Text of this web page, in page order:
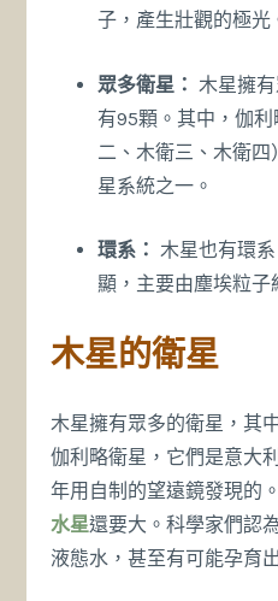
子，產生壯觀的極光
眾多衛星： 木星擁
有95顆。其中，伽
二、木衛三、木衛
星系統之一。
環系： 木星也有環
顯，主要由塵埃粒子
木星的衛星
木星擁有眾多的衛星，其
伽利略衛星，它們是意大
年用自制的望遠鏡發現的
水星還要大。科學家們認
液態水，甚至有可能孕育